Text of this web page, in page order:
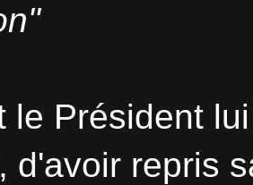
le Président
d'avoir repris